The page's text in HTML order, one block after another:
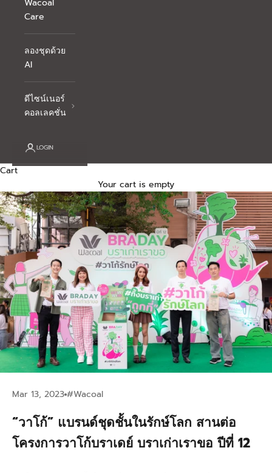
Wacoal
Care
ลองชุดด้วย
AI
ดีไซน์เนอร์
คอลเลคชั่น
LOGIN
Cart
Your cart is empty
Mar 13, 2023#Wacoal
“วาโก้” แบรนด์ชุดชั้นในรักษ์โลก สานต่อ
โครงการวาโก้บราเดย์ บราเก่าเราขอ ปีที่ 12